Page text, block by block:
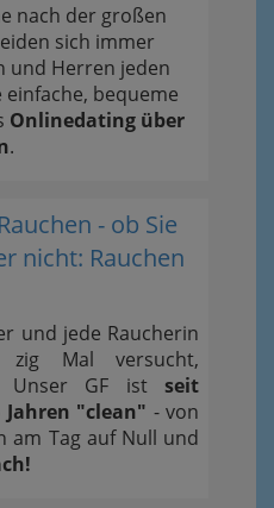
nach der großen
sich immer
und Herren jeden
bequeme
Onlinedating über
.
- ob Sie
nicht: Rauchen
und jede Raucherin
Mal versucht,
Unser GF ist seit
"clean" - von
am Tag auf Null und